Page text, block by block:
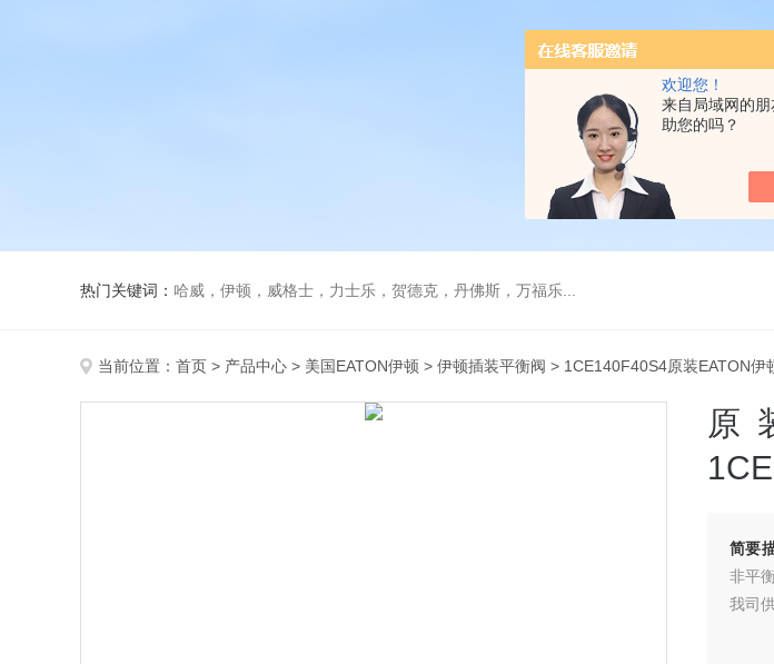
欢迎您！
来自局域网的
助您的吗？
热门关键词： 哈威，伊顿，威格士，力士乐，贺德克，丹佛斯，万福乐...
当前位置： 首页 > 产品中心 > 美国EATON伊顿 > 伊顿插装平衡阀 > 1CE140F40S4原装EATON
原
简要
非平
我司